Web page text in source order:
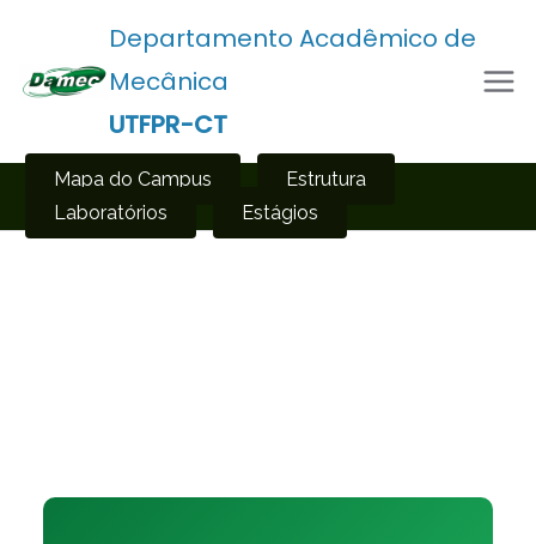
Departamento Acadêmico de
Mecânica
UTFPR-CT
Mapa do Campus
Estrutura
Laboratórios
Estágios